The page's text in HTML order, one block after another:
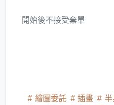
開始後不接受棄單
繪圖委託 插畫 半